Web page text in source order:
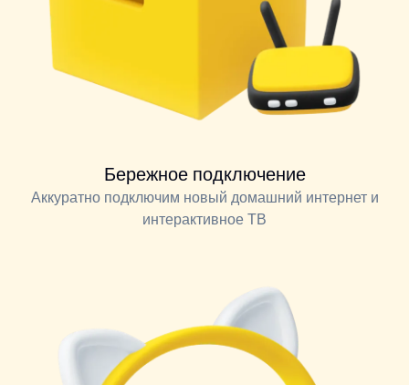
Бережное подключение
Аккуратно подключим новый домашний интернет и
интерактивное ТВ